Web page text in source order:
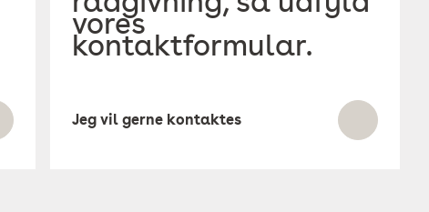
vores
kontaktformular.
Jeg vil gerne kontaktes